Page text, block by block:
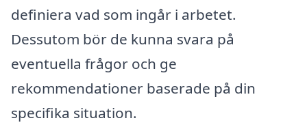
definiera vad som ingår i arbetet.
Dessutom bör de kunna svara på
eventuella frågor och ge
rekommendationer baserade på din
specifika situation.